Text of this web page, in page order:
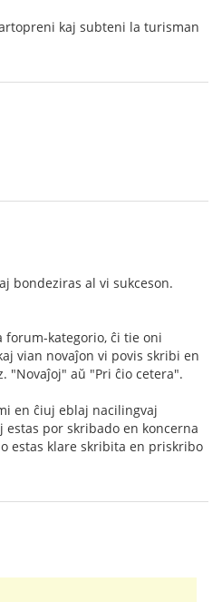
kaj subteni la turisman
bondeziras al vi sukceson.
forum-kategorio, ĉi tie oni
vian novaĵon vi povis skribi en
"Novaĵoj" aŭ "Pri ĉio cetera".
en ĉiuj eblaj nacilingvaj
por skribado en koncerna
estas klare skribita en priskribo